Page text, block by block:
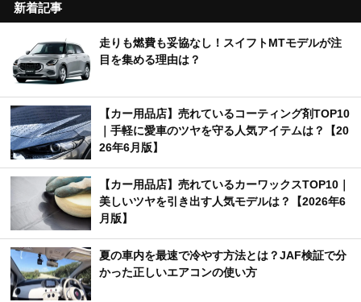
新着記事
走りも燃費も妥協なし！スイフトMTモデルが注
目を集める理由は？
【カー用品店】売れているコーティング剤TOP10
｜手軽に愛車のツヤを守る人気アイテムは？【20
26年6月版】
【カー用品店】売れているカーワックスTOP10｜
美しいツヤを引き出す人気モデルは？【2026年6
月版】
夏の車内を最速で冷やす方法とは？JAF検証で分
かった正しいエアコンの使い方